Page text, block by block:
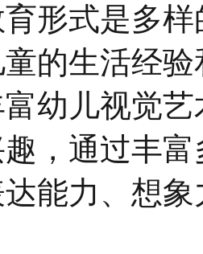
形式是多
的生活经
幼儿视觉
趣，通过丰
能力、想